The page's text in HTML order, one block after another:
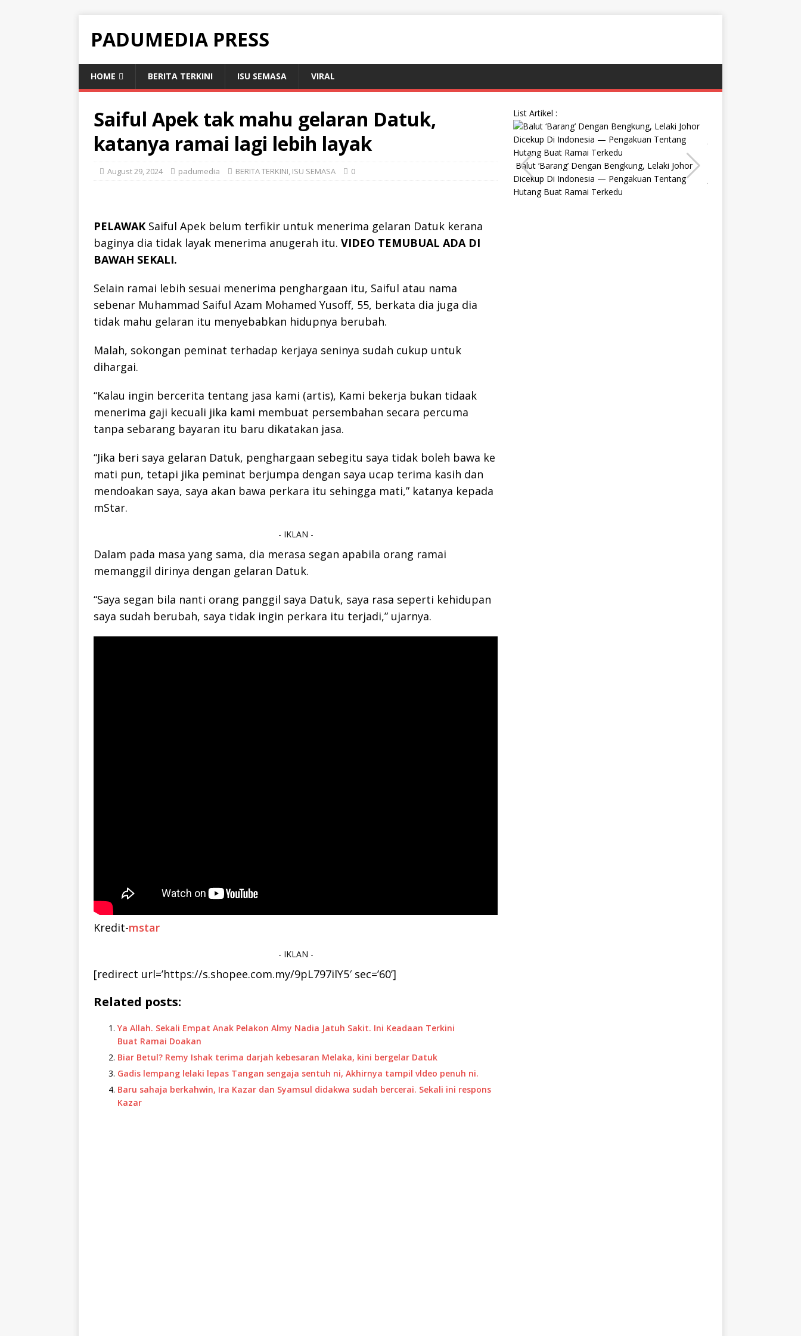
PADUMEDIA PRESS
HOME BERITA TERKINI ISU SEMASA VIRAL
Saiful Apek tak mahu gelaran Datuk,
katanya ramai lagi lebih layak
August 29, 2024 padumedia BERITA TERKINI, ISU SEMASA 0
PELAWAKSaiful Apek belum terfikir untuk menerima gelaran Datuk kerana
baginya dia tidak layak menerima anugerah itu. VIDEO TEMUBUAL ADA DI
BAWAH SEKALI.
Selain ramai lebih sesuai menerima penghargaan itu, Saiful atau nama
sebenar Muhammad Saiful Azam Mohamed Yusoff, 55, berkata dia juga dia
tidak mahu gelaran itu menyebabkan hidupnya berubah.
Malah, sokongan peminat terhadap kerjaya seninya sudah cukup untuk
dihargai.
“Kalau ingin bercerita tentang jasa kami (artis), Kami bekerja bukan tidaak
menerima gaji kecuali jika kami membuat persembahan secara percuma
tanpa sebarang bayaran itu baru dikatakan jasa.
“Jika beri saya gelaran Datuk, penghargaan sebegitu saya tidak boleh bawa ke
mati pun, tetapi jika peminat berjumpa dengan saya ucap terima kasih dan
mendoakan saya, saya akan bawa perkara itu sehingga mati,” katanya kepada
mStar.
- IKLAN -
Dalam pada masa yang sama, dia merasa segan apabila orang ramai
memanggil dirinya dengan gelaran Datuk.
“Saya segan bila nanti orang panggil saya Datuk, saya rasa seperti kehidupan
saya sudah berubah, saya tidak ingin perkara itu terjadi,” ujarnya.
Kredit-mstar
- IKLAN -
[redirect url=’https://s.shopee.com.my/9pL797ilY5′ sec=’60’]
Related posts:
Ya Allah. Sekali Empat Anak Pelakon Almy Nadia Jatuh Sakit. Ini Keadaan Terkini
Buat Ramai Doakan
Biar Betul? Remy Ishak terima darjah kebesaran Melaka, kini bergelar Datuk
Gadis lempang lelaki lepas Tangan sengaja sentuh ni, Akhirnya tampil vldeo penuh ni.
Baru sahaja berkahwin, Ira Kazar dan Syamsul didakwa sudah bercerai. Sekali ini respons
Kazar
List Artikel :
Balut ‘Barang’ Dengan Bengkung, Lelaki Johor
Dicekup Di Indonesia — Pengakuan Tentang
Hutang Buat Ramai Terkedu